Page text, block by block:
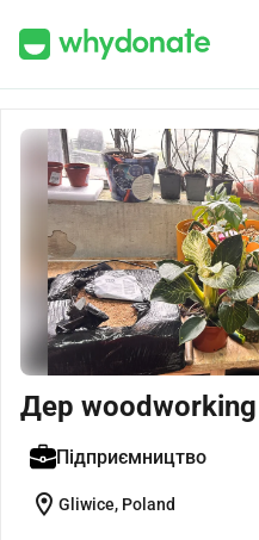
Дер
Підприємництво
location_on Gliwice, Poland